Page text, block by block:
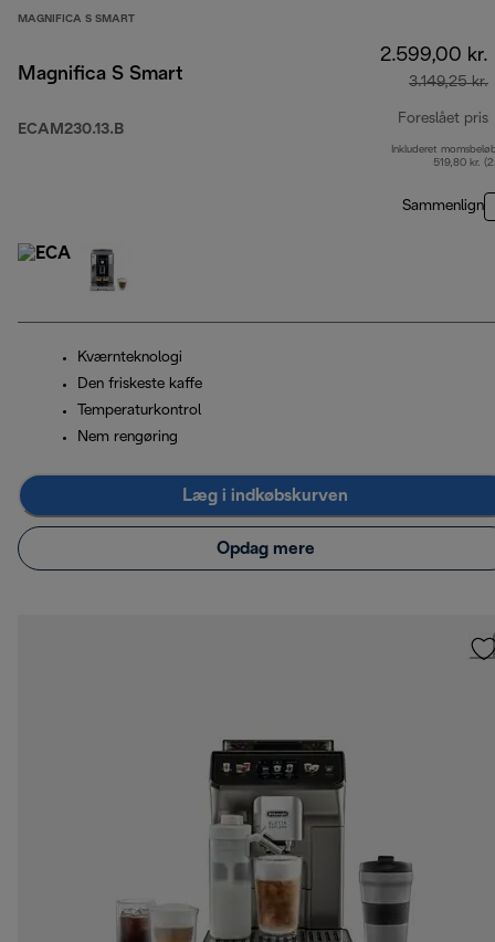
MAGNIFICA S SMART
Magnifica S Smart
ECAM230.13.B
2.599,00 kr.
3.149,25 kr.
Foreslået pris
Inkluderet
519,80 kr.
Sammenlign
Kværnteknologi
Den friskeste kaffe
Temperaturkontrol
Nem rengøring
Læg i indkøbskurven
Opdag mere